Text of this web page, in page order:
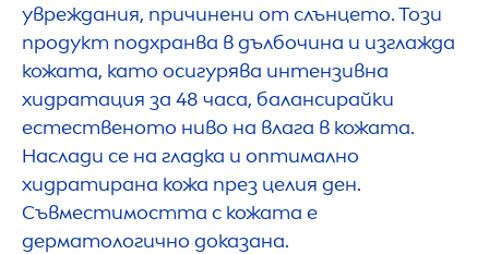
увреждания, причинени от слънцето. Този
продукт подхранва в дълбочина и изглажда
кожата, като осигурява интензивна
хидратация за 48 часа, балансирайки
естественото ниво на влага в кожата.
Наслади се на гладка и оптимално
хидратирана кожа през целия ден.
Съвместимостта с кожата е
дерматологично доказана.